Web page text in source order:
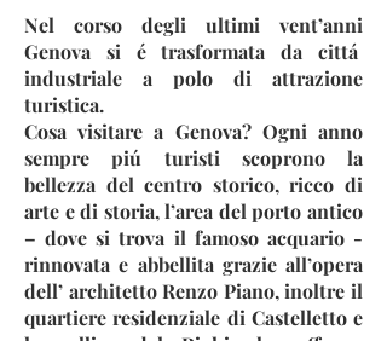
Nel corso degli ultimi vent’anni
Genova si é trasformata da cittá
industriale a polo di attrazione
turistica.
Cosa visitare a Genova? Ogni anno
sempre piú turisti scoprono la
bellezza del centro storico, ricco di
arte e di storia, l’area del porto antico
– dove si trova il famoso acquario -
rinnovata e abbellita grazie all’opera
dell’ architetto Renzo Piano, inoltre il
quartiere residenziale di Castelletto e